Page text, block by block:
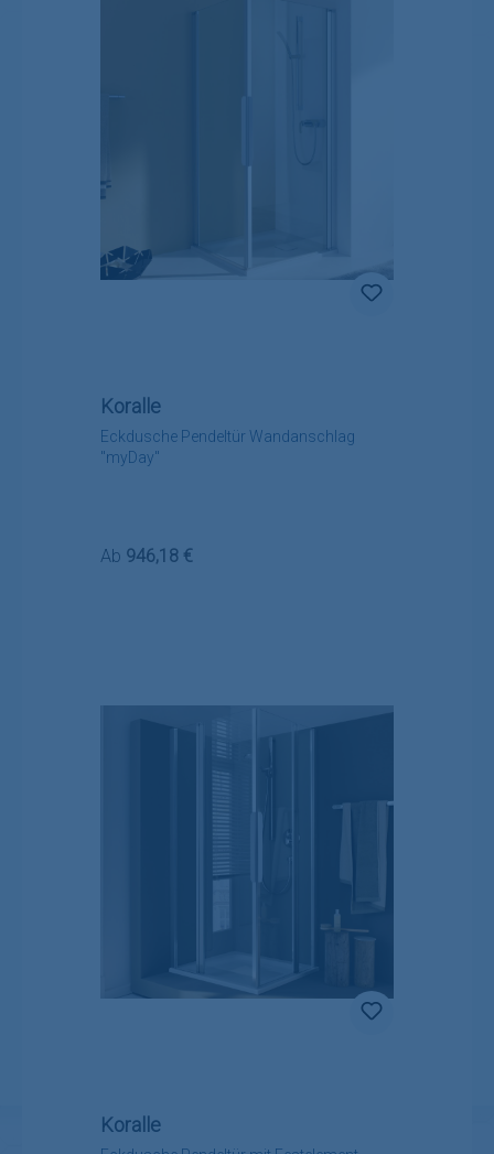
Eckdusche Pendeltür Wandanschlag
"myDay"
Koralle
Regulärer Preis:
Ab 946,18 €
Koralle